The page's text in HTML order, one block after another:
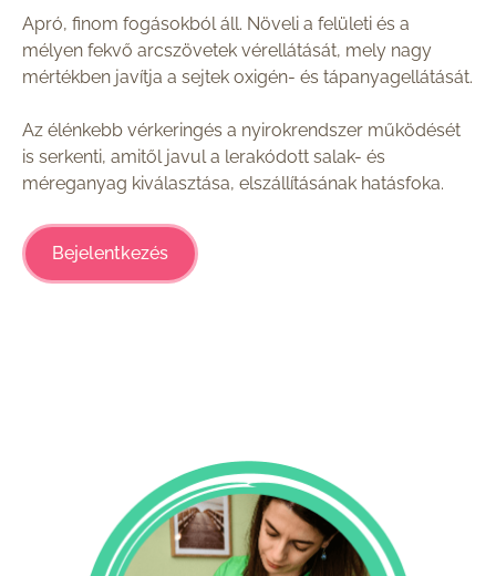
Apró, finom fogásokból áll. Növeli a felületi és a
mélyen fekvő arcszövetek vérellátását, mely nagy
mértékben javítja a sejtek oxigén- és tápanyagellátását.
Az élénkebb vérkeringés a nyirokrendszer működését
is serkenti, amitől javul a lerakódott salak- és
méreganyag kiválasztása, elszállításának hatásfoka.
Bejelentkezés